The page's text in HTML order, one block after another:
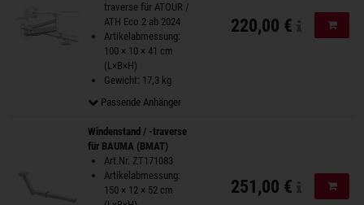
traverse für ATOUR /
ATH Eco 2 ab 2024
Artikelabmessung:
100 × 10 × 41 cm
(L×B×H)
Gewicht: 17,3 kg
Passende Anhänger
220,00 €
Windenstand / -traverse
für BAUMA (BMAT)
Art.Nr. ZT171083
Artikelabmessung:
150 × 12 × 52 cm
251,00 €